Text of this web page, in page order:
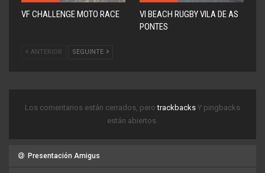
VF CHALLENGE MOTO RACE
VI BEACH RUGBY VILA DE AS
PONTES
ANTERIOR SEGUINTE
Los comentarios están cerrados, perotrackbacks Y pingbacks
están abiertos.
Presentación Amigus